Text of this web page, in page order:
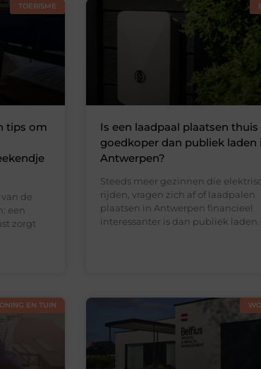
TOERISME
tips om
de
een
zorgt
Is een laadpaal plaatsen thuis
goedkoper dan publiek laden
Antwerpen?
Steeds meer gezinnen die
rijden, vragen zich af of laadpalen
plaatsen in Antwerpen financieel
interessanter is dan publiek laden.
EN TUIN